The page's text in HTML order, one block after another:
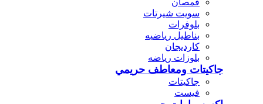
قمصان
سويت شيرتات
بلوفرات
بناطيل رياضيه
كارديجان
بلوزات رياضه
جاكيتات ومعاطف حريمي
جاكيتات
فيست